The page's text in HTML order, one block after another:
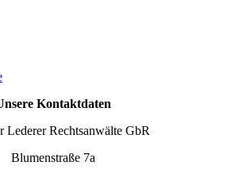
Kontaktdaten
Lederer Rechtsanwälte GbR
Blumenstraße 7a